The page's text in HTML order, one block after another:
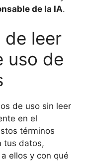
de la IA.
de leer
uso de
de uso sin leer
en el
términos
tus datos,
ellos y con qué